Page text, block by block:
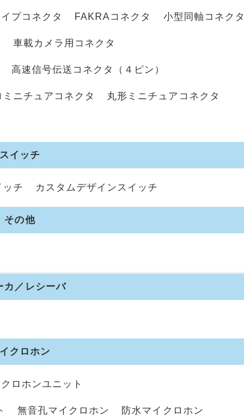
プコネクタ FAKRAコネクタ 小型同軸コネクタ
車載カメラ用コネクタ
高速信号伝送コネクタ（４ピン）
ニチュアコネクタ 丸形ミニチュアコネクタ
スイッチ
ッチ カスタムデザインスイッチ
その他
カ／レシーバ
クロホン
ロホンユニット
無音孔マイクロホン 防水マイクロホン